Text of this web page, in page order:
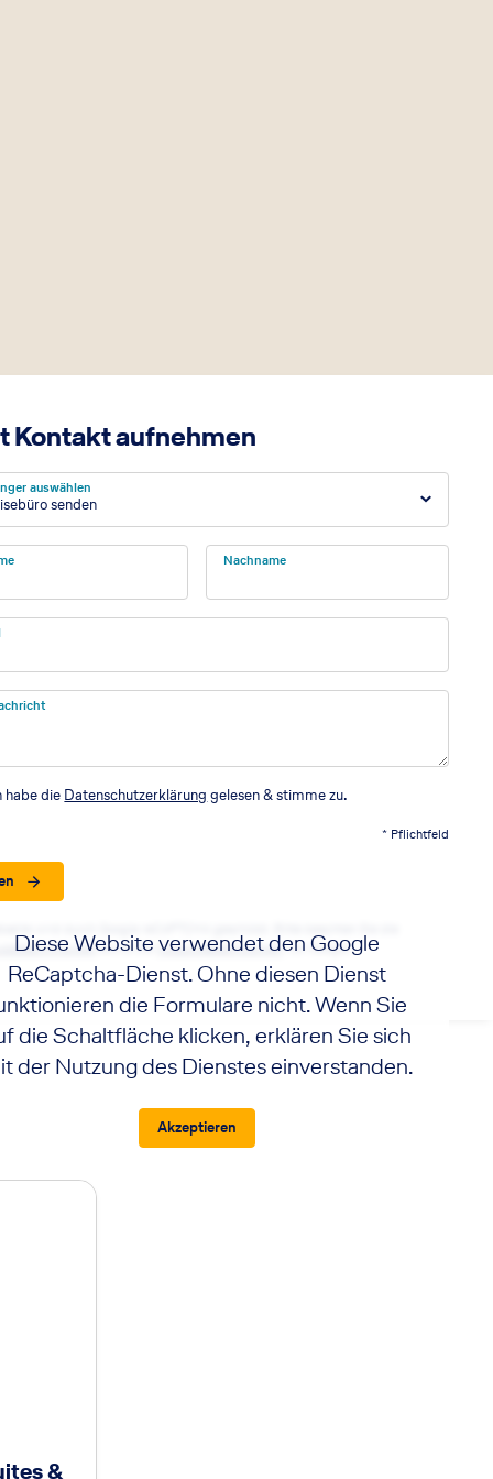
Kontakt aufnehmen
senden
auswählen
Nachname
habe die Datenschutzerklärung gelesen & stimme zu.
* Pflichtfeld
Diese Website verwendet den Google
ReCaptcha-Dienst. Ohne diesen Dienst
die Formulare nicht. Wenn Sie
die Schaltfläche klicken, erklären Sie sich
der Nutzung des Dienstes einverstanden.
Akzeptieren
sowie die Nutzungsbedingungenvon Google.
&